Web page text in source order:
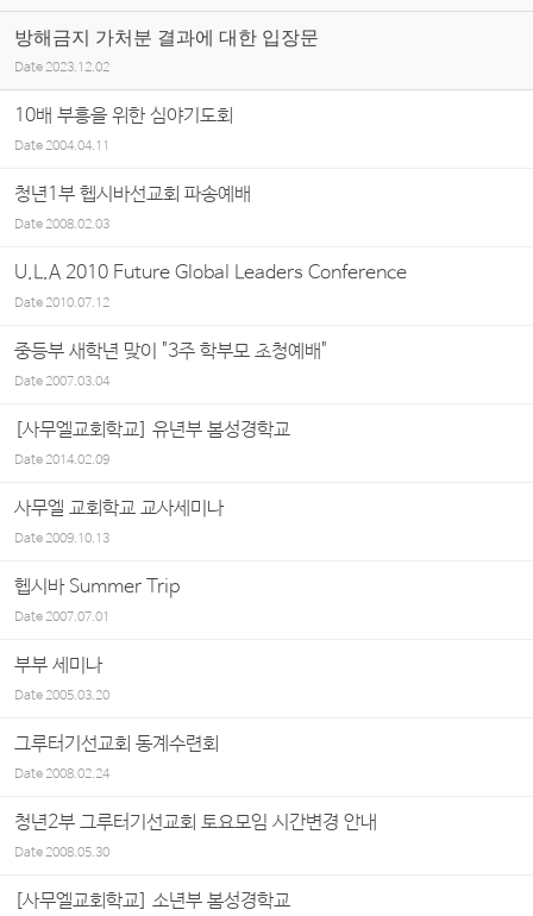
방해금지 가처분 결과에 대한 입장문
Date 2023.12.02
10배 부흥을 위한 심야기도회
Date2004.04.11
청년1부 헵시바선교회 파송예배
Date2008.02.03
U.L.A 2010 Future Global Leaders Conference
Date2010.07.12
중등부 새학년 맞이 "3주 학부모 초청예배"
Date2007.03.04
[사무엘교회학교] 유년부 봄성경학교
Date2014.02.09
사무엘 교회학교 교사세미나
Date2009.10.13
헵시바 Summer Trip
Date2007.07.01
부부 세미나
Date2005.03.20
그루터기선교회 동계수련회
Date2008.02.24
청년2부 그루터기선교회 토요모임 시간변경 안내
Date2008.05.30
[사무엘교회학교] 소년부 봄성경학교